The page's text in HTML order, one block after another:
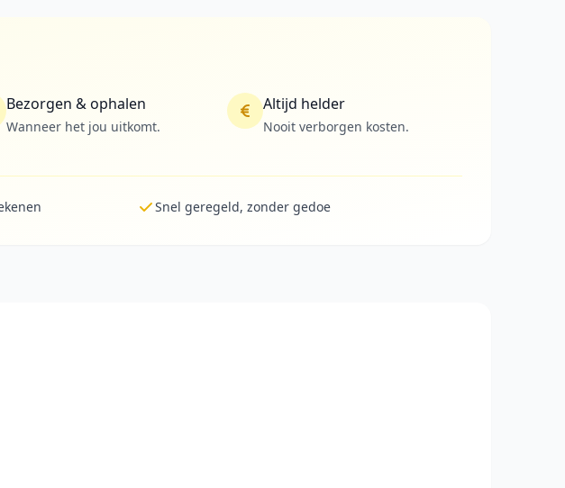
Bezorgen & ophalen
Wanneer het jou uitkomt.
Altijd helder
Nooit verborgen kosten.
Snel geregeld, zonder gedoe